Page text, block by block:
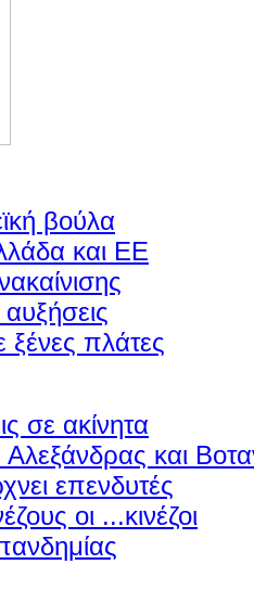
βούλα
και ΕΕ
ξένες πλάτες
σε ακίνητα
Αλεξάνδρας και
επενδυτές
οι ...κινέζοι